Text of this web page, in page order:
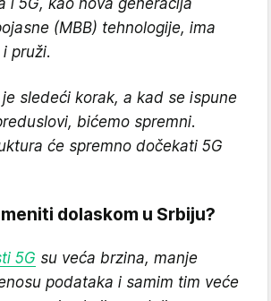
i 5G, kao nova generacija
(MBB) tehnologije, ima
pruži.
sledeći korak, a kad se ispune
bićemo spremni.
će spremno dočekati 5G
dolaskom u Srbiju?
5G su veća brzina, manje
podataka i samim tim veće